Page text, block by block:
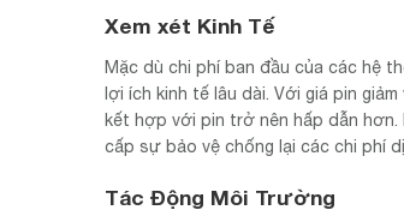
Xem xét Kinh Tế
Mặc dù chi phí ban đầu của các hệ
lợi ích kinh tế lâu dài. Với giá pin
kết hợp với pin trở nên hấp dẫn
cấp sự bảo vệ chống lại các chi phí
Tác Động Môi Trường